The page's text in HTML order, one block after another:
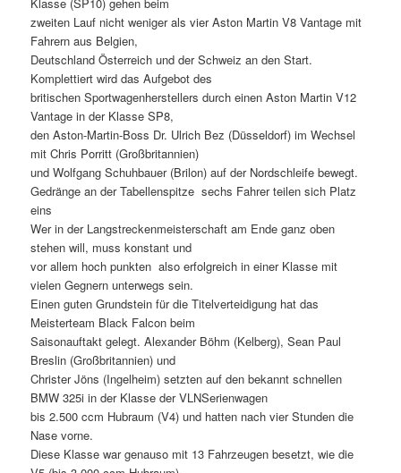
zweiten Lauf nicht weniger als vier Aston Martin V8 Vantage mit
Fahrern aus Belgien,
Deutschland Österreich und der Schweiz an den Start.
Komplettiert wird das Aufgebot des
britischen Sportwagenherstellers durch einen Aston Martin V12
Vantage in der Klasse SP8,
den Aston-Martin-Boss Dr. Ulrich Bez (Düsseldorf) im Wechsel
mit Chris Porritt (Großbritannien)
und Wolfgang Schuhbauer (Brilon) auf der Nordschleife bewegt.
Gedränge an der Tabellenspitze  sechs Fahrer teilen sich Platz
eins
Wer in der Langstreckenmeisterschaft am Ende ganz oben
stehen will, muss konstant und
vor allem hoch punkten  also erfolgreich in einer Klasse mit
vielen Gegnern unterwegs sein.
Einen guten Grundstein für die Titelverteidigung hat das
Meisterteam Black Falcon beim
Saisonauftakt gelegt. Alexander Böhm (Kelberg), Sean Paul
Breslin (Großbritannien) und
Christer Jöns (Ingelheim) setzten auf den bekannt schnellen
BMW 325i in der Klasse der VLNSerienwagen
bis 2.500 ccm Hubraum (V4) und hatten nach vier Stunden die
Nase vorne.
Diese Klasse war genauso mit 13 Fahrzeugen besetzt, wie die